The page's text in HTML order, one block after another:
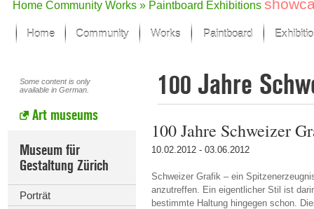
Home Community Works » Paintboard Exhibitions
Home Community Works
Focus on the last month
All focus works
Works in Focus
New Works - Selection
Paintboard
Some content is only
available in German.
Art museums
Museum für
Gestaltung Zürich
Porträt
100 Jahre
100 Jahre Schweizer
10.02.2012 - 03.06.2012
Schweizer Grafik – ein
anzutreffen. Ein eigentlicher Stil ist
bestimmte Haltung hingegen schon.